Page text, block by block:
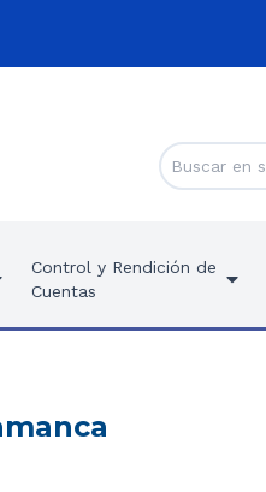
Control y Rendición de
Cuentas